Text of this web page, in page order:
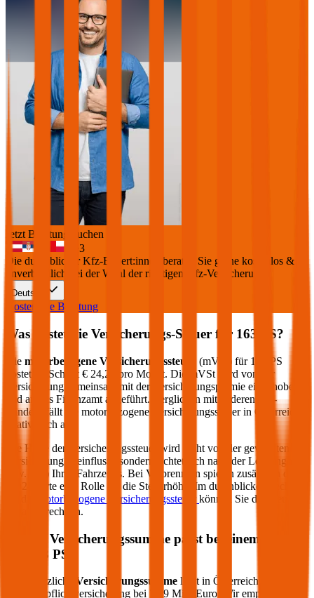
Jetzt Beratung buchen
+3
Die durchblicker Kfz-Expert:innen beraten Sie gerne kostenlos &
unverbindlich bei der Wahl der richtigen Kfz-Versicherung.
Deutsch
Kostenlose Beratung
Was kostet die Versicherungs-Steuer für 163 PS?
Die motorbezogene Versicherungssteuer (mVSt) für 163
PS
kostet im Schnitt € 24,22
pro Monat. Die mVSt wird von der
Versicherung gemeinsam mit der Versicherungsprämie eingehoben
und an das Finanzamt abgeführt. Verglichen mit anderen EU-
Ländern fällt die motorbezogene Versicherungssteuer in Österreich
relativ hoch aus.
Die Höhe der Versicherungssteuer wird nicht von der gewählten
Versicherung beeinflusst, sondern richtet sich nach der Leistung (PS
bzw. kW) Ihres Fahrzeugs. Bei Verbrennern spielen zusätzlich die
CO2-Werte eine Rolle für die Steuerhöhe. Im durchblicker Rechner
motorbezogene Versicherungssteuer können Sie die Steuer
genau berechnen.
Welche Versicherungssumme passt bei einem PKW
163 PS?
Die gesetzliche Versicherungssumme liegt in Österreich bei der
Kfz-Haftpflichtversicherung bei 7,79 Mio. Euro. Wir empfehlen für